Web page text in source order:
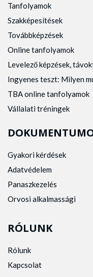
Tanfolyamok
Szakképesítések
Továbbképzések
Online tanfolyamok
Levelező képzések,
Ingyenes teszt: Milyen
TBA online tanfolyamok
Vállalati tréningek
Gyakori kérdések
Adatvédelem
Panaszkezelés
Orvosi alkalmassági
RÓLUNK
Rólunk
Kapcsolat